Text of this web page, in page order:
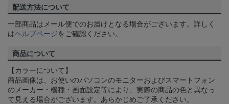
配送方法について
一部商品はメール便でのお届けとなる場合がございます。詳しく
はヘルプページをご確認ください。
商品について
【カラーについて】
商品画像は、お使いのパソコンのモニターおよびスマートフォン
のメーカー・機種・画面設定等により、実際の商品の色と異なっ
て見える場合がございます。あらかじめご了承ください。